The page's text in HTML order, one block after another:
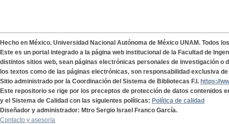
Hecho en México. Universidad Nacional Autónoma de México UNAM. Todos
Este es un portal integrado a la página web institucional de la Facultad de
distintos sitios web, sean páginas electrónicas personales de investigación o
los textos como de las páginas electrónicas, son responsabilidad exclusiva
Sitio administrado por la Coordinación del Sistema de Bibliotecas F.I. https://
Este repositorio se rige por los preceptos de protección de datos contenidos
y el Sistema de Calidad con las siguientes políticas: Política de calidad
Diseñador y administrador: Mtro Sergio Israel Franco García.
Contacto y asesoría